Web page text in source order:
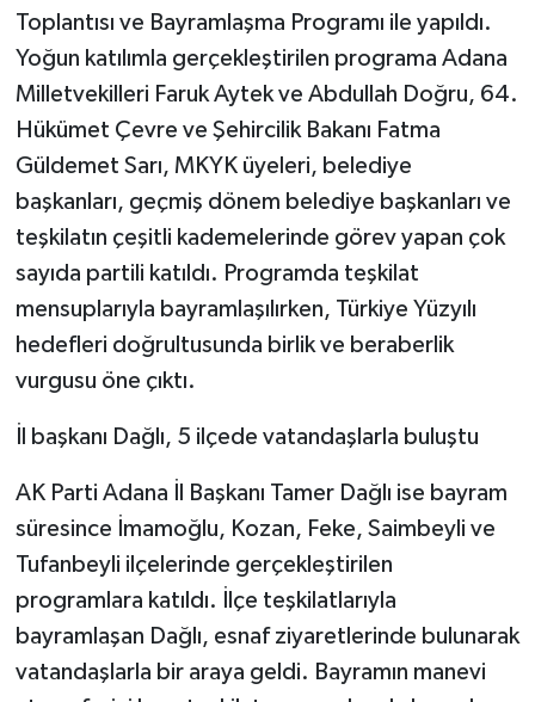
Toplantısı ve Bayramlaşma Programı ile yapıldı.
Yoğun katılımla gerçekleştirilen programa Adana
Milletvekilleri Faruk Aytek ve Abdullah Doğru, 64.
Hükümet Çevre ve Şehircilik Bakanı Fatma
Güldemet Sarı, MKYK üyeleri, belediye
başkanları, geçmiş dönem belediye başkanları ve
teşkilatın çeşitli kademelerinde görev yapan çok
sayıda partili katıldı. Programda teşkilat
mensuplarıyla bayramlaşılırken, Türkiye Yüzyılı
hedefleri doğrultusunda birlik ve beraberlik
vurgusu öne çıktı.
İl başkanı Dağlı, 5 ilçede vatandaşlarla buluştu
AK Parti Adana İl Başkanı Tamer Dağlı ise bayram
süresince İmamoğlu, Kozan, Feke, Saimbeyli ve
Tufanbeyli ilçelerinde gerçekleştirilen
programlara katıldı. İlçe teşkilatlarıyla
bayramlaşan Dağlı, esnaf ziyaretlerinde bulunarak
vatandaşlarla bir araya geldi. Bayramın manevi